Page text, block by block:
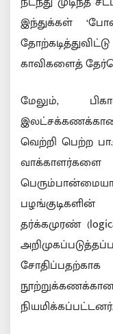
இந்துக்கள்
காவிகளைத்
மேலும்,
இலட்சக்கணக்கான
வெற்றி பெற்ற
தர்க்கமுரண்
நியமிக்கப்பட்டனர்.